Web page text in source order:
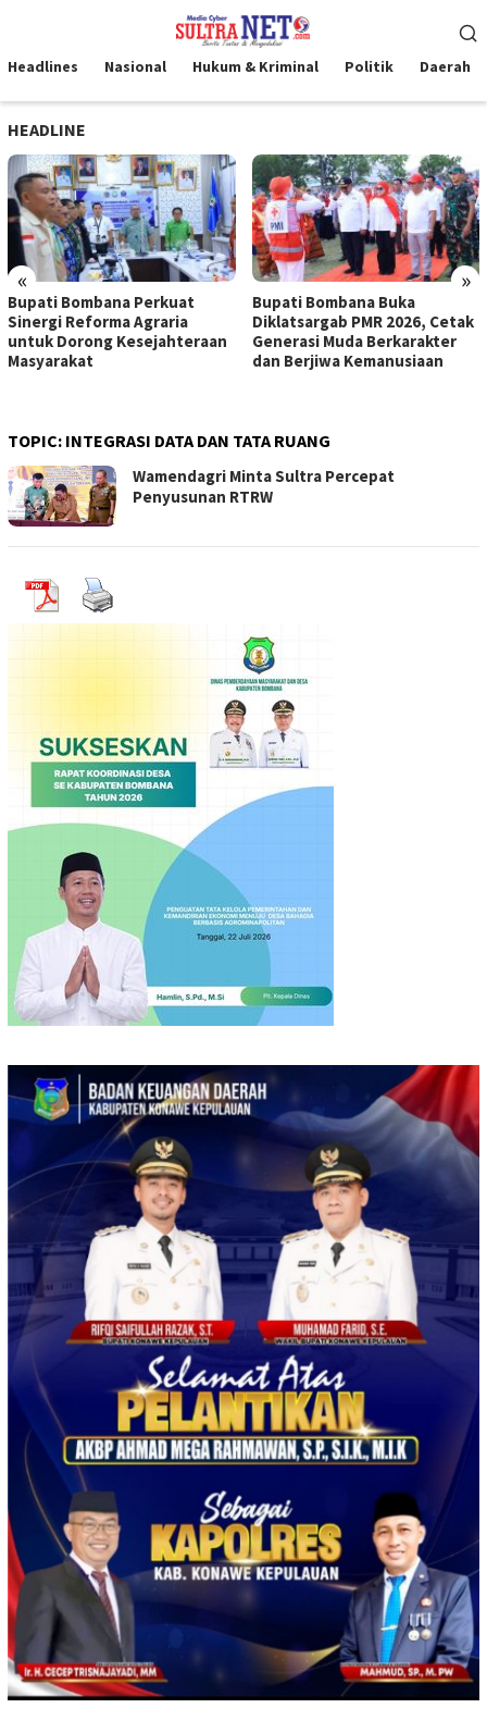
kontenMobile
Headlines Nasional Hukum & Kriminal Politik Daerah
HEADLINE
« »
Bupati Bombana Perkuat
Sinergi Reforma Agraria
untuk Dorong Kesejahteraan
Masyarakat
Bupati Bombana Buka
Diklatsargab PMR 2026, Cetak
Generasi Muda Berkarakter
dan Berjiwa Kemanusiaan
TOPIC: INTEGRASI DATA DAN TATA RUANG
Wamendagri Minta Sultra Percepat
Penyusunan RTRW